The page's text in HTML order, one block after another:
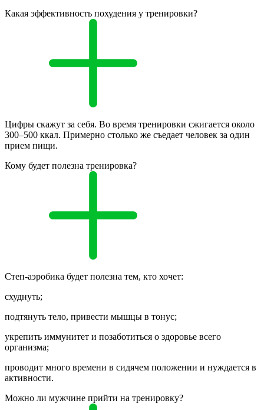
Какая эффективность похудения у тренировки?
Цифры скажут за себя. Во время тренировки сжигается около
300–500 ккал. Примерно столько же съедает человек за один
прием пищи.
Кому будет полезна тренировка?
Степ-аэробика будет полезна тем, кто хочет:
схуднуть;
подтянуть тело, привести мышцы в тонус;
укрепить иммунитет и позаботиться о здоровье всего
организма;
проводит много времени в сидячем положении и нуждается в
активности.
Можно ли мужчине прийти на тренировку?